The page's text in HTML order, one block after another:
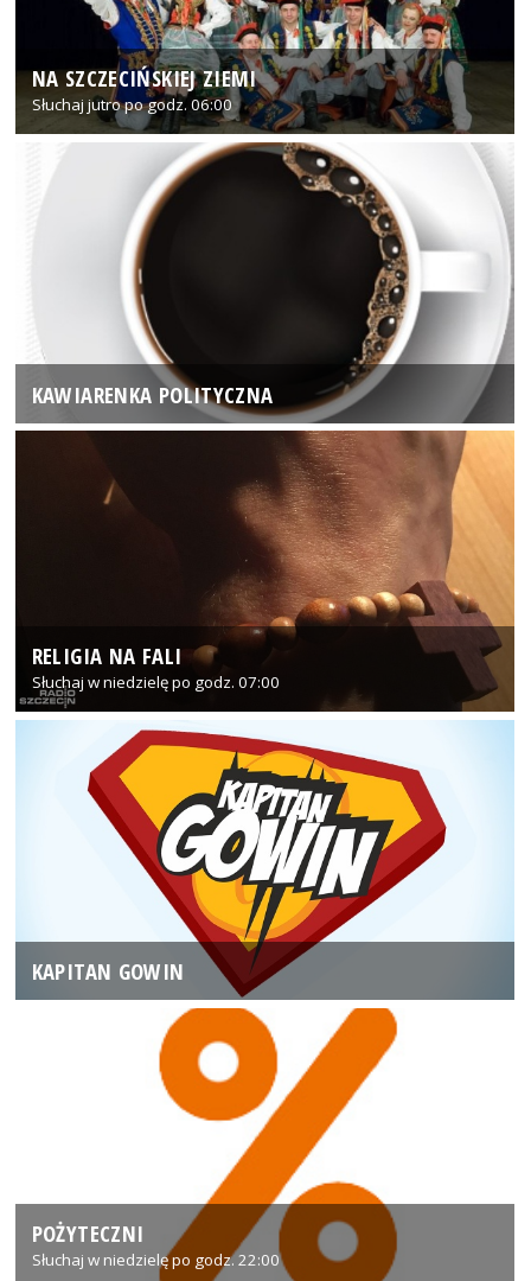
NA SZCZECIŃSKIEJ ZIEMI
Słuchaj jutro po godz. 06:00
KAWIARENKA POLITYCZNA
RELIGIA NA FALI
Słuchaj w niedzielę po godz. 07:00
KAPITAN GOWIN
POŻYTECZNI
Słuchaj w niedzielę po godz. 22:00